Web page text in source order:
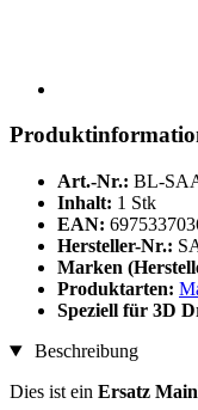
Art.-Nr.: BL-
Inhalt: 1 Stk
EAN:
Hersteller-Nr.:
Marken
Produktarten:
Speziell für 3D
Beschreibung
Dies ist ein Ersatz